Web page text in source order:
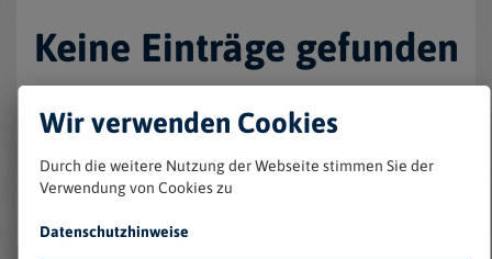
Keine Einträge gefunden
Wir verwenden Cookies
Durch die weitere Nutzung der Webseite stimmen Sie der
Verwendung von Cookies zu
Datenschutzhinweise